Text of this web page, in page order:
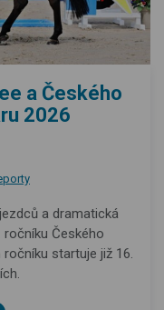
a Českého
2026
a dramatická
ročníku Českého
startuje již 16.